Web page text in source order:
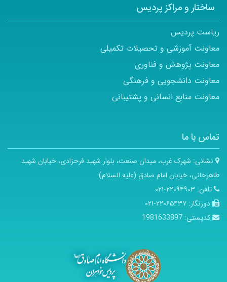
ساختار و مراکز پردیس
ریاست پردیس
معاونت آموزشی و تحصیلات تکمیلی
معاونت پژوهش و فناوری
معاونت دانشجویی و فرهنگی
معاونت منابع انسانی و پشتیبانی
تماس با ما
نشانی: شهرک غرب، میدان صنعت، بلوار شهید فرحزادی، خیابان شهید
طاهرخانی، خیابان امام صادق (علیه السلام)
تلفن: ۲۲۰۹۴۹۰۳-۰۲۱
دورنگار: ۲۲۰۶۵۴۳۷-۰۲۱
کدپستی: 1981633897